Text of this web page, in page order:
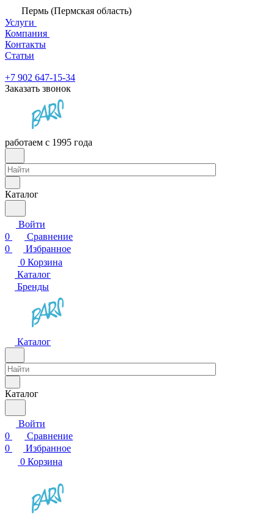
Пермь (Пермская область)
Услуги
Компания
Контакты
Статьи
+7 902 647-15-34
Заказать звонок
работаем с 1995 года
Каталог
Войти
0
Сравнение
0
Избранное
0 Корзина
Каталог
Бренды
Каталог
Каталог
Войти
0
Сравнение
0
Избранное
0 Корзина